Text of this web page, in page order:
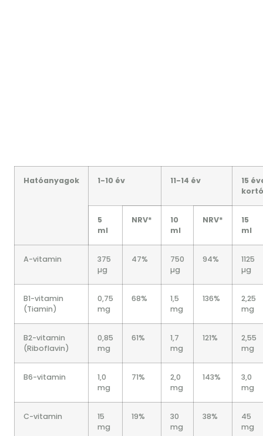
Hatóanyagok 1-10 év 11-14 év
15
5
ml
NRV*
10
ml
NRV*
15
ml
A-vitamin
375
µg
47%
750
µg
94%
1125
µg
B1-vitamin
(Tiamin)
0,75
mg
68%
1,5
mg
136%
2,25
mg
B2-vitamin
(Riboflavin)
0,85
mg
61%
1,7
mg
121%
2,55
mg
B6-vitamin
1,0
mg
71%
2,0
mg
143%
3,0
mg
C-vitamin
15
mg
19%
30
mg
38%
45
mg